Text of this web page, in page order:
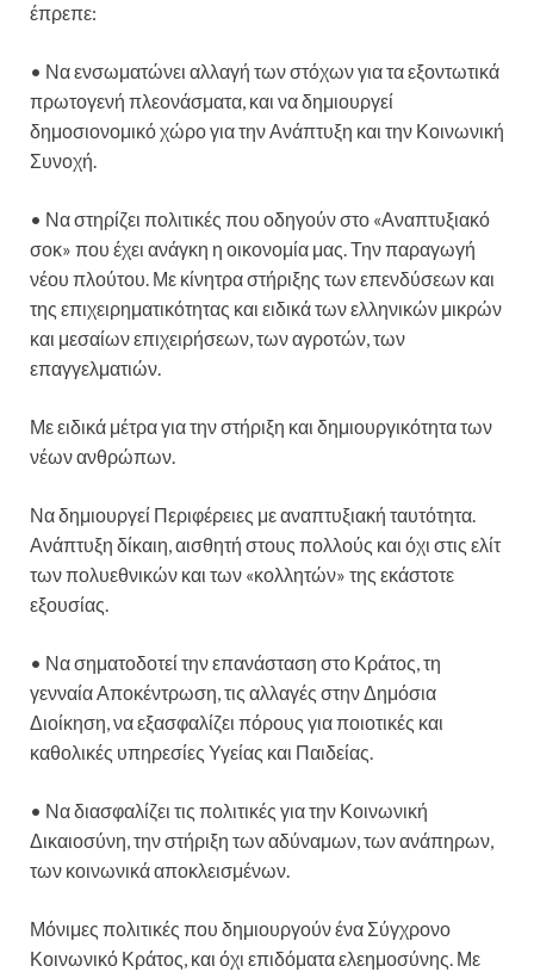
έπρεπε:
• Να ενσωματώνει αλλαγή των στόχων για τα εξοντωτικά
πρωτογενή πλεονάσματα, και να δημιουργεί
δημοσιονομικό χώρο για την Ανάπτυξη και την Κοινωνική
Συνοχή.
• Να στηρίζει πολιτικές που οδηγούν στο «Αναπτυξιακό
σοκ» που έχει ανάγκη η οικονομία μας. Την παραγωγή
νέου πλούτου. Με κίνητρα στήριξης των επενδύσεων και
της επιχειρηματικότητας και ειδικά των ελληνικών μικρών
και μεσαίων επιχειρήσεων, των αγροτών, των
επαγγελματιών.
Με ειδικά μέτρα για την στήριξη και δημιουργικότητα των
νέων ανθρώπων.
Να δημιουργεί Περιφέρειες με αναπτυξιακή ταυτότητα.
Ανάπτυξη δίκαιη, αισθητή στους πολλούς και όχι στις ελίτ
των πολυεθνικών και των «κολλητών» της εκάστοτε
εξουσίας.
• Να σηματοδοτεί την επανάσταση στο Κράτος, τη
γενναία Αποκέντρωση, τις αλλαγές στην Δημόσια
Διοίκηση, να εξασφαλίζει πόρους για ποιοτικές και
καθολικές υπηρεσίες Υγείας και Παιδείας.
• Να διασφαλίζει τις πολιτικές για την Κοινωνική
Δικαιοσύνη, την στήριξη των αδύναμων, των ανάπηρων,
των κοινωνικά αποκλεισμένων.
Μόνιμες πολιτικές που δημιουργούν ένα Σύγχρονο
Κοινωνικό Κράτος, και όχι επιδόματα ελεημοσύνης. Με